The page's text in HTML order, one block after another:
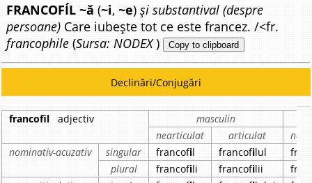
FRANCOFÍL ~ă (~i,~e)și substantival (despre
persoane) Care iubește tot ce este francez. /<fr.
francophile (Sursa: NODEX) Copy to clipboard
Declinări/Conjugări
francofil adjectiv
masculin
nearticulat
articulat
nominativ-acuzativ
singular francofil francofilul
plural
francofili francofilii